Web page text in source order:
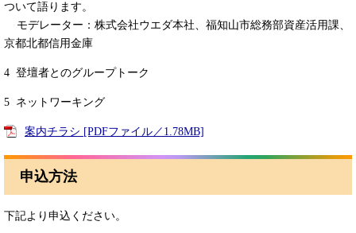
ついて語ります。
モデレーター：株式会社ウエダ本社、福知山市総務部資産活用課、
京都北都信用金庫
4 登壇者とのグループトーク
5 ネットワーキング
案内チラシ [PDFファイル／1.78MB]
申込方法
下記より申込ください。